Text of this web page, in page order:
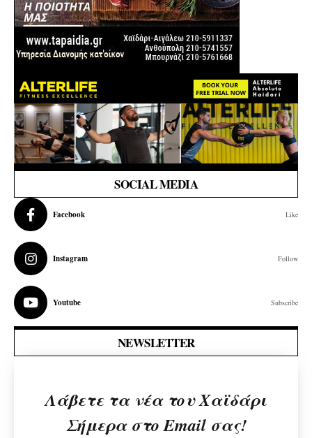
SOCIAL MEDIA
Facebook Like
Instagram Follow
Youtube Subscribe
NEWSLETTER
Λάβετε τα νέα του Χαϊδάρι
Σήμερα στο Email σας!